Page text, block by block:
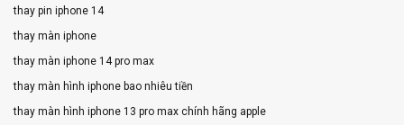
thay pin iphone 14
thay màn iphone
thay màn iphone 14 pro max
thay màn hình iphone bao nhiêu tiền
thay màn hình iphone 13 pro max chính hãng apple